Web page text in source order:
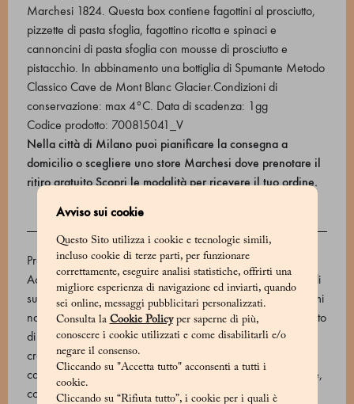
Avviso sui cookie
Questo Sito utilizza i cookie e tecnologie simili,
incluso cookie di terze parti, per funzionare
correttamente, eseguire analisi statistiche, offrirti una
migliore esperienza di navigazione ed inviarti, quando
sei online, messaggi pubblicitari personalizzati.
Consulta la Cookie Policyper saperne di più,
conoscere i cookie utilizzati e come disabilitarli e/o
negare il consenso.
Cliccando su "Accetta tutto" acconsenti a tutti i
cookie.
Cliccando su “Rifiuta tutto”, i cookie per i quali è
Marchesi 1824. Questa box contiene fagottini al prosciutto,
pizzette di pasta sfoglia, fagottino ricotta e spinaci e
cannoncini di pasta sfoglia con mousse di prosciutto e
pistacchio. In abbinamento una bottiglia di Spumante Metodo
Classico Cave de Mont Blanc Glacier.Condizioni di
conservazione: max 4°C. Data di scadenza: 1gg
Codice prodotto: 700815041_V
Nella città di Milano puoi pianificare la consegna a
domicilio o scegliere uno store Marchesi dove prenotare il
ritiro gratuitoScopri le modalità per ricevere il tuo ordine.
Prodotto dolciario da forno (Farina di grano tenero, Burro,
Acqua, Sale), Crema al prosciutto (Prosciutto cotto (Coscia di
suino, sale, proteine del latte, zucchero, Marsala DOP, aromi
naturali, antiossidante: ascorbato di sodio, conservante: nitrito
di sodio (E250)) (46,8 %), Ricotta vaccina (Siero, Latte,
crema di latte, sale) (31,2 %), Grana Padano (Latte, sale e
caglio, conservante : lisozima), Mascarpone (Crema di latte,
correttore di acidità: acido citrico) (7,8 %), Panna, Sale,